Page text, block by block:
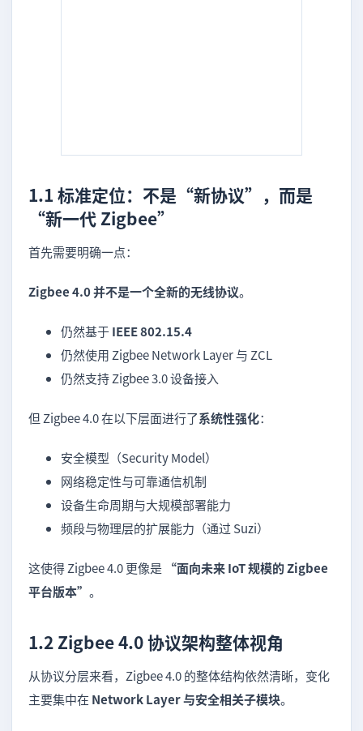
1.1 标准定位：不是“新协议”，而是
“新一代 Zigbee”
首先需要明确一点：
Zigbee 4.0 并不是一个全新的无线协议。
仍然基于IEEE 802.15.4
仍然使用 Zigbee Network Layer 与 ZCL
仍然支持 Zigbee 3.0 设备接入
但 Zigbee 4.0 在以下层面进行了系统性强化：
安全模型（Security Model）
网络稳定性与可靠通信机制
设备生命周期与大规模部署能力
频段与物理层的扩展能力（通过 Suzi）
这使得 Zigbee 4.0 更像是 “面向未来 IoT 规模的 Zigbee
平台版本” 。
1.2 Zigbee 4.0 协议架构整体视角
从协议分层来看，Zigbee 4.0 的整体结构依然清晰，变化
主要集中在 Network Layer 与安全相关子模块。